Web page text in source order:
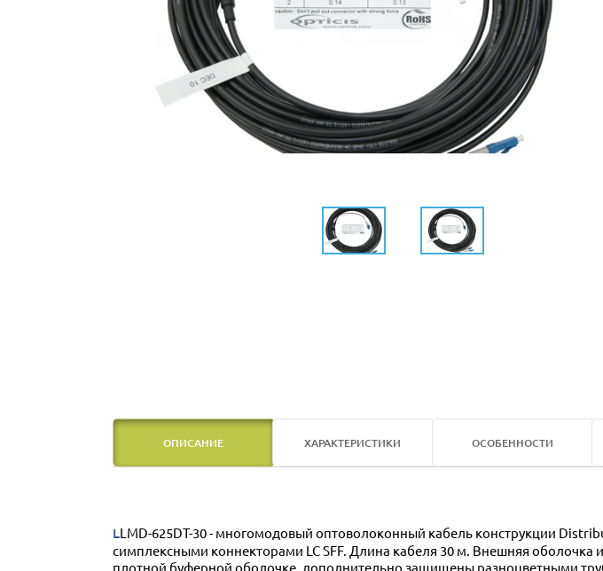
ОПИСАНИЕ ХАРАКТЕРИСТИКИ ОСОБЕННОСТИ
LLMD-625DT-30 - многомодовый оптоволоконный кабель конструкции Distribution с двумя волокнами 62,5/125 мкм, оконцованными с обеих сторон
симплексными коннекторами LC SFF. Длина кабеля 30 м. Внешняя оболочка
плотной буферной оболочке, дополнительно защищены разноцветными